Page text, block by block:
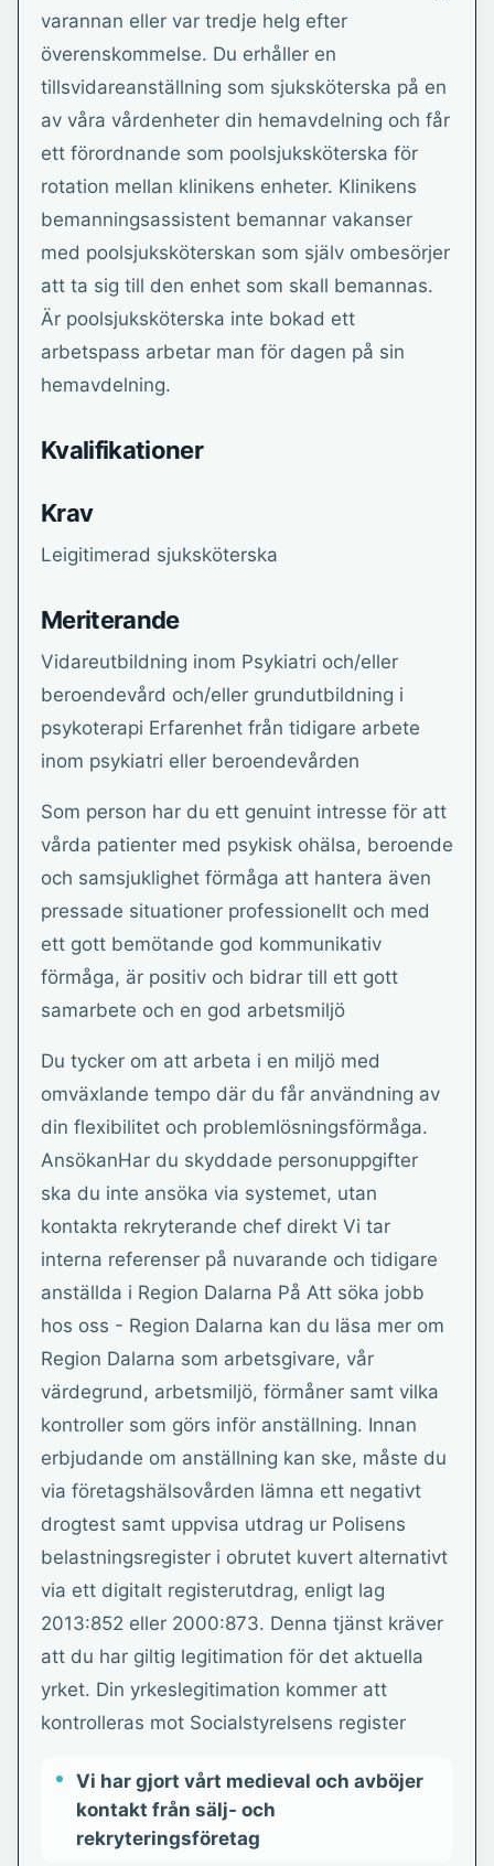
varannan eller var tredje helg efter
överenskommelse. Du erhåller en
tillsvidareanställning som sjuksköterska på en
av våra vårdenheter din hemavdelning och får
ett förordnande som poolsjuksköterska för
rotation mellan klinikens enheter. Klinikens
bemanningsassistent bemannar vakanser
med poolsjuksköterskan som själv ombesörjer
att ta sig till den enhet som skall bemannas.
Är poolsjuksköterska inte bokad ett
arbetspass arbetar man för dagen på sin
hemavdelning.
Kvalifikationer
Krav
Leigitimerad sjuksköterska
Meriterande
Vidareutbildning inom Psykiatri och/eller
beroendevård och/eller grundutbildning i
psykoterapi Erfarenhet från tidigare arbete
inom psykiatri eller beroendevården
Som person har du ett genuint intresse för att
vårda patienter med psykisk ohälsa, beroende
och samsjuklighet förmåga att hantera även
pressade situationer professionellt och med
ett gott bemötande god kommunikativ
förmåga, är positiv och bidrar till ett gott
samarbete och en god arbetsmiljö
Du tycker om att arbeta i en miljö med
omväxlande tempo där du får användning av
din flexibilitet och problemlösningsförmåga.
AnsökanHar du skyddade personuppgifter
ska du inte ansöka via systemet, utan
kontakta rekryterande chef direkt Vi tar
interna referenser på nuvarande och tidigare
anställda i Region Dalarna På Att söka jobb
hos oss - Region Dalarna kan du läsa mer om
Region Dalarna som arbetsgivare, vår
värdegrund, arbetsmiljö, förmåner samt vilka
kontroller som görs inför anställning. Innan
erbjudande om anställning kan ske, måste du
via företagshälsovården lämna ett negativt
drogtest samt uppvisa utdrag ur Polisens
belastningsregister i obrutet kuvert alternativt
via ett digitalt registerutdrag, enligt lag
2013:852 eller 2000:873. Denna tjänst kräver
att du har giltig legitimation för det aktuella
yrket. Din yrkeslegitimation kommer att
kontrolleras mot Socialstyrelsens register
Vi har gjort vårt medieval och avböjer
kontakt från sälj- och
rekryteringsföretag